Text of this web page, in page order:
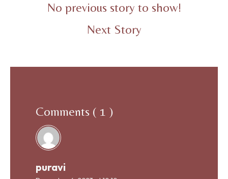
No previous story to show!
Next Story
Comments ( 1 )
puravi